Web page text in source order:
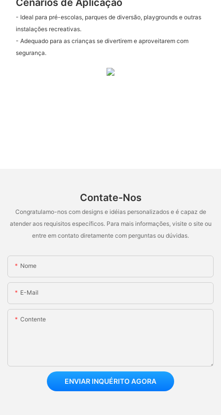
Cenários de Aplicação
- Ideal para pré-escolas, parques de diversão, playgrounds e outras
instalações recreativas.
- Adequado para as crianças se divertirem e aproveitarem com
segurança.
Contate-Nos
Congratulamo-nos com designs e idéias personalizados e é capaz de
atender aos requisitos específicos. Para mais informações, visite o site ou
entre em contato diretamente com perguntas ou dúvidas.
Nome
E-Mail
Contente
ENVIAR INQUÉRITO AGORA